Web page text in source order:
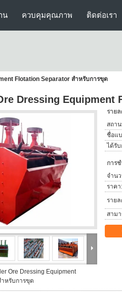
น ควบคุมคุณภาพ ติดต่อเรา
Flotation Separator สำหรับการขุด
Dressing Equipment
Ore Dressing Equipment
ำหรับการขุด
รายล
สถา
ชื่อแ
ได้รับ
การช
จำน
ราคา:
รายล
สาม